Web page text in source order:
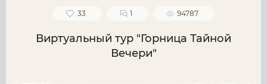
33 1 94787
Виртуальный тур "Горница Тайной
Вечери"